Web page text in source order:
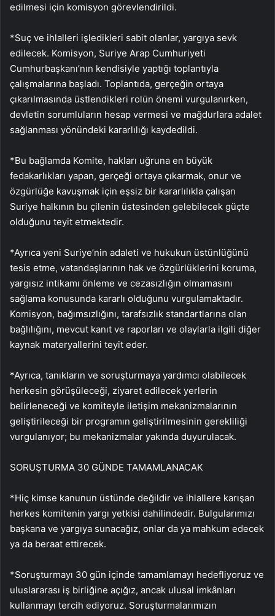
edilmesi için komisyon görevlendirildi.
*Suç ve ihlalleri işledikleri sabit olanlar, yargıya sevk
edilecek. Komisyon, Suriye Arap Cumhuriyeti
Cumhurbaşkanı’nın kendisiyle yaptığı toplantıyla
çalışmalarına başladı. Toplantıda, gerçeğin ortaya
çıkarılmasında üstlendikleri rolün önemi vurgulanırken,
devletin sorumluların hesap vermesi ve mağdurlara adalet
sağlanması yönündeki kararlılığı kaydedildi.
*Bu bağlamda Komite, hakları uğruna en büyük
fedakarlıkları yapan, gerçeği ortaya çıkarmak, onur ve
özgürlüğe kavuşmak için eşsiz bir kararlılıkla çalışan
Suriye halkının bu çilenin üstesinden gelebilecek güçte
olduğunu teyit etmektedir.
*Ayrıca yeni Suriye’nin adaleti ve hukukun üstünlüğünü
tesis etme, vatandaşlarının hak ve özgürlüklerini koruma,
yargısız intikamı önleme ve cezasızlığın olmamasını
sağlama konusunda kararlı olduğunu vurgulamaktadır.
Komisyon, bağımsızlığını, tarafsızlık standartlarına olan
bağlılığını, mevcut kanıt ve raporları ve olaylarla ilgili diğer
kaynak materyallerini teyit eder.
*Ayrıca, tanıkların ve soruşturmaya yardımcı olabilecek
herkesin görüşüleceği, ziyaret edilecek yerlerin
belirleneceği ve komiteyle iletişim mekanizmalarının
geliştirileceği bir programın geliştirilmesinin gerekliliği
vurgulanıyor; bu mekanizmalar yakında duyurulacak.
SORUŞTURMA 30 GÜNDE TAMAMLANACAK
*Hiç kimse kanunun üstünde değildir ve ihlallere karışan
herkes komitenin yargı yetkisi dahilindedir. Bulgularımızı
başkana ve yargıya sunacağız, onlar da ya mahkum edecek
ya da beraat ettirecek.
*Soruşturmayı 30 gün içinde tamamlamayı hedefliyoruz ve
uluslararası iş birliğine açığız, ancak ulusal imkânları
kullanmayı tercih ediyoruz. Soruşturmalarımızın